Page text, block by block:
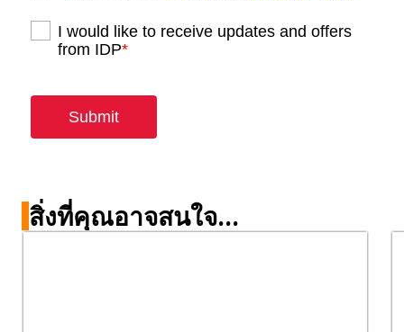
สิ่งที่คุณอาจสนใจ...